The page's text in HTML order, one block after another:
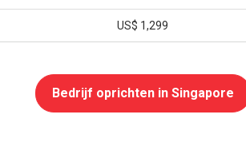
US$ 1,299
Bedrijf oprichten in Singapore